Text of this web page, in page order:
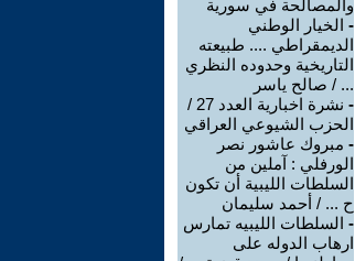
والمصالحة في سورية
- الخيار الوطني
الديمقراطي .... طبيعته
التاريخية وحدوده النظري
... / صالح ياسر
-
نشرة اخبارية العدد 27 /
الحزب الشيوعي العراقي
- مبروك عاشور نصر
الورفلي : آملين من
السلطات الليبية أن تكون
ح ... / أحمد سليمان
- السلطات الليبيه تمارس
ارهاب الدوله على